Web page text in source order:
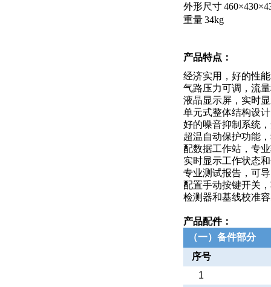
外形尺寸460×430×
重量34kg
产品特点 ：
经济实用，好的性
气路压力可调，流
液晶显示屏，实时
单元式整体结构设
好的噪音抑制系统
超温自动保护功能
配数据工作站，专
实时显示工作状态
专业测试报告，可
配置手动按键开关
检测器和基线校准
产品配件：
（一）备件部分
序号
1